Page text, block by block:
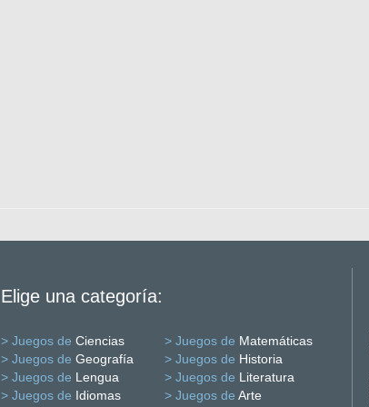
Elige una categoría:
> Juegos de Ciencias > Juegos de Matemáticas
> Juegos de Geografía > Juegos de Historia
> Juegos de Lengua > Juegos de Literatura
> Juegos de Idiomas > Juegos de Arte